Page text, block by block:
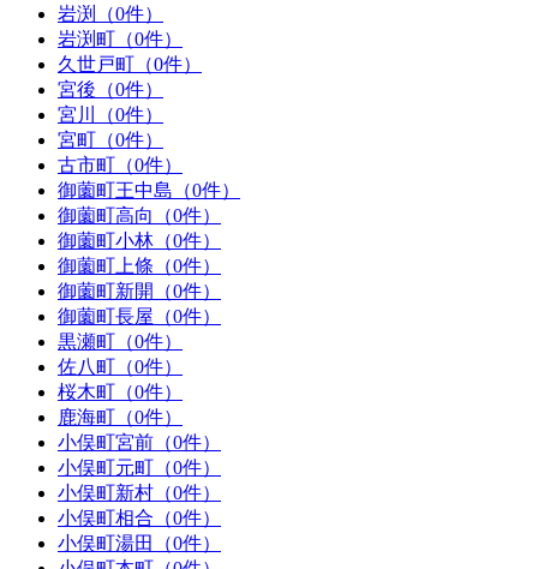
岩渕（0件）
岩渕町（0件）
久世戸町（0件）
宮後（0件）
宮川（0件）
宮町（0件）
古市町（0件）
御薗町王中島（0件）
御薗町高向（0件）
御薗町小林（0件）
御薗町上條（0件）
御薗町新開（0件）
御薗町長屋（0件）
黒瀬町（0件）
佐八町（0件）
桜木町（0件）
鹿海町（0件）
小俣町宮前（0件）
小俣町元町（0件）
小俣町新村（0件）
小俣町相合（0件）
小俣町湯田（0件）